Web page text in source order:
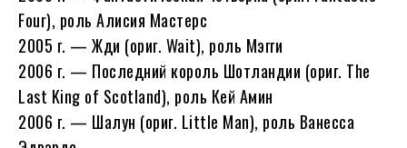
Four), роль Алисия Мастерс
2005 г. — Жди (ориг. Wait), роль Мэгги
2006 г. — Последний король Шотландии (ориг. The
Last King of Scotland), роль Кей Амин
2006 г. — Шалун (ориг. Little Man), роль Ванесса